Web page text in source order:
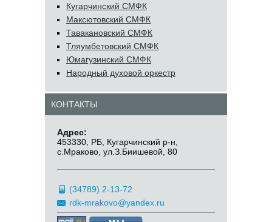
Кугарчинский СМФК
Максютовский СМФК
Тавакановский СМФК
Тляумбетовский СМФК
Юмагузинский СМФК
Народный духовой оркестр
КОНТАКТЫ
Адрес:
453330, РБ, Кугарчинский р-н,
с.Мраково, ул.З.Биишевой, 80
(34789) 2-13-72
rdk-mrakovo@yandex.ru